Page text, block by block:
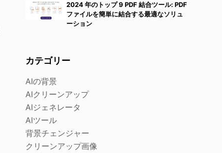
2024 年のトップ 9 PDF 結合ツール: PDF
ファイルを簡単に結合する最適なソリュ
ーション
カテゴリー
AIの背景
AIクリーンアップ
AIジェネレータ
AIツール
背景チェンジャー
クリーンアップ画像